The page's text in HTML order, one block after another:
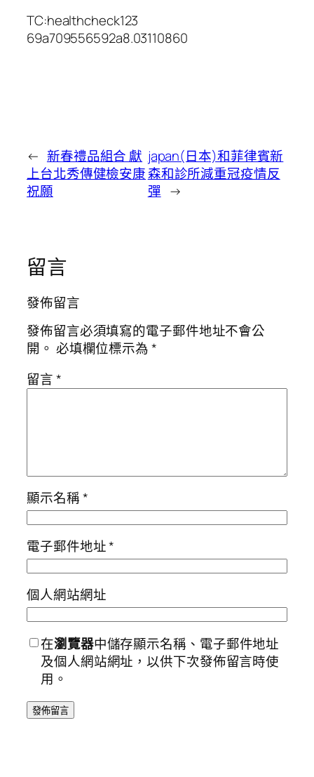
TC:healthcheck123
69a709556592a8.03110860
← 新春禮品組合 獻
上台北秀傳健檢安康
祝願
japan(日本)和菲律賓新
森和診所減重冠疫情反
彈 →
留言
發佈留言
發佈留言必須填寫的電子郵件地址不會公
開。 必填欄位標示為*
留言*
顯示名稱*
電子郵件地址*
個人網站網址
在瀏覽器中儲存顯示名稱、電子郵件地址
及個人網站網址，以供下次發佈留言時使
用。